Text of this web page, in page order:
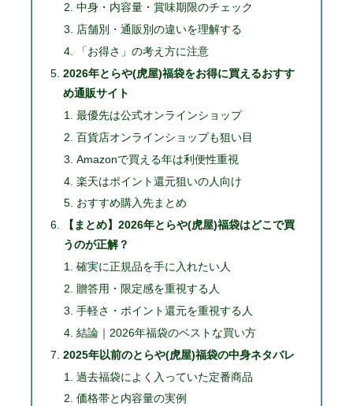
中身・内容量・賞味期限のチェック
店舗別・通販別の違いを理解する
「お得さ」の考え方に注意
2026年とらや(虎屋)福袋をお得に買えるおすす
め通販サイト
最優先は公式オンラインショップ
百貨店オンラインショップも狙い目
Amazonで買える年は利便性重視
楽天はポイント還元狙いの人向け
おすすめ購入先まとめ
【まとめ】2026年とらや(虎屋)福袋はどこで買
うのが正解？
確実に正規品を手に入れたい人
贈答用・限定感を重視する人
手軽さ・ポイント還元を重視する人
結論｜2026年福袋のベストな買い方
2025年以前のとらや(虎屋)福袋の中身ネタバレ
過去福袋によく入っていた定番商品
価格帯と内容量の実例